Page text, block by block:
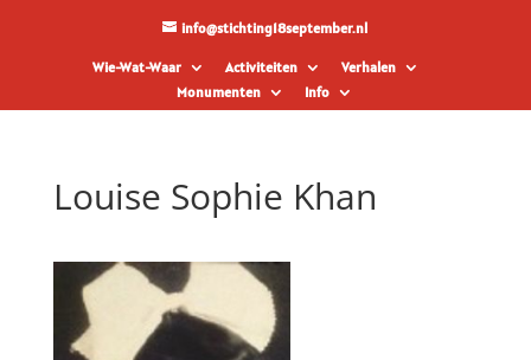
info@stichting18september.nl
Wie-Wat-Waar Activiteiten
Verhalen
Monumenten
Info
Louise Sophie Khan